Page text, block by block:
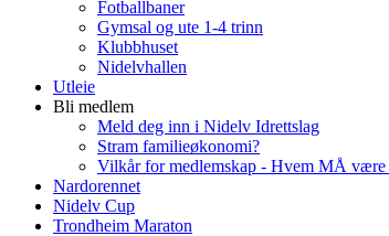
Fotballbaner
Gymsal og ute 1-4 trinn
Klubbhuset
Nidelvhallen
Utleie
Bli medlem
Meld deg inn i Nidelv Idrettslag
Stram familieøkonomi?
Vilkår for medlemskap - Hvem MÅ være
Nardorennet
Nidelv Cup
Trondheim Maraton